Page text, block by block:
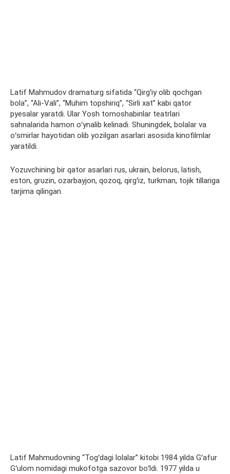
Latif Mahmudov dramaturg sifatida “Qirgʻiy olib qochgan
bola”, “Ali-Vali”, “Muhim topshiriq”, “Sirli xat” kabi qator
pyesalar yaratdi. Ular Yosh tomoshabinlar teatrlari
sahnalarida hamon oʻynalib kelinadi. Shuningdek, bolalar va
oʻsmirlar hayotidan olib yozilgan asarlari asosida kinofilmlar
yaratildi.
Yozuvchining bir qator asarlari rus, ukrain, belorus, latish,
eston, gruzin, ozarbayjon, qozoq, qirgʻiz, turkman, tojik tillariga
tarjima qilingan.
Latif Mahmudovning “Togʻdagi lolalar” kitobi 1984 yilda Gʻafur
Gʻulom nomidagi mukofotga sazovor boʻldi. 1977 yilda u